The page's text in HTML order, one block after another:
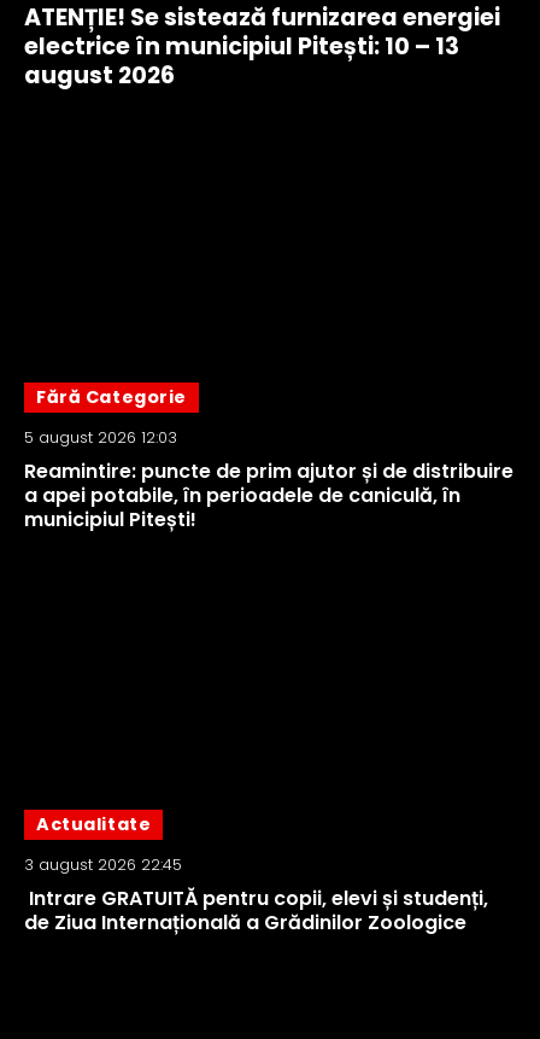
ATENȚIE! Se sistează furnizarea energiei
electrice în municipiul Pitești: 10 – 13
august 2026
Fără Categorie
5 august 2026 12:03
Reamintire: puncte de prim ajutor și de distribuire
a apei potabile, în perioadele de caniculă, în
municipiul Pitești!
Actualitate
3 august 2026 22:45
Intrare GRATUITĂ pentru copii, elevi și studenți,
de Ziua Internațională a Grădinilor Zoologice